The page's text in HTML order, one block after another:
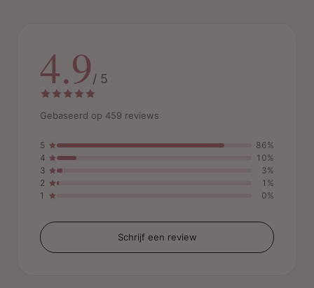
4.9/ 5
Gebaseerd op 459 reviews
5
86%
4
10%
3
3%
2
1%
1
0%
Schrijf een review